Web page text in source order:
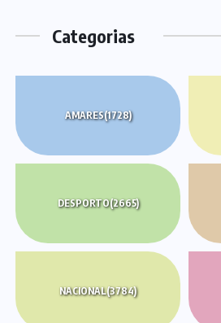
Categorias
AMARES(1728)
DESPORTO(2665)
NACIONAL(3784)